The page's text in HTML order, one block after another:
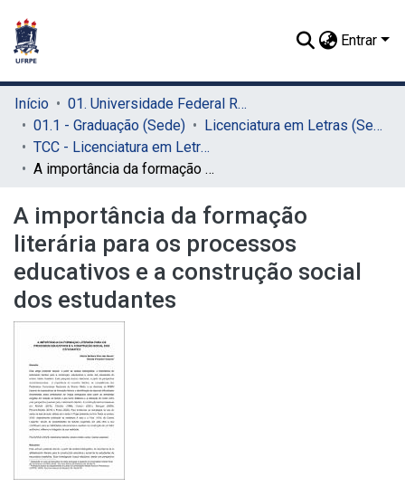
Entrar
Início
01. Universidade Federal Rural de Pernambuco - UFRPE (Sede)
01.1 - Graduação (Sede)
Licenciatura em Letras (Sede)
TCC - Licenciatura em Letras (Sede)
A importância da formação literária para os processos educativos e a construção social dos estudantes
A importância da formação
literária para os processos
educativos e a construção social
dos estudantes